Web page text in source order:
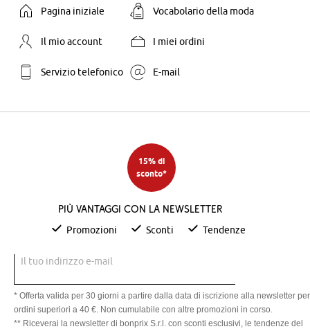
Pagina iniziale Vocabolario della moda
Il mio account I miei ordini
Servizio telefonico E-mail
15% di
sconto*
Più vantaggi con la newsletter
Promozioni Sconti Tendenze
Il tuo indirizzo e-mail
* Offerta valida per 30 giorni a partire dalla data di iscrizione alla newsletter per
ordini superiori a 40 €. Non cumulabile con altre promozioni in corso.
** Riceverai la newsletter di bonprix S.r.l. con sconti esclusivi, le tendenze del